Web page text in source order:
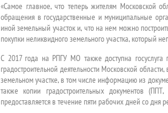
«Самое главное, что теперь жителям Московской
обращения в государственные и муниципальные
иной земельный участок и, что на нем можно
покупки неликвидного земельного участка, который
С 2017 года на РПГУ МО также доступна
градостроительной деятельности Московской
земельном участке, в том числе информацию из
также копии градостроительных документов
предоставляется в течение пяти рабочих дней со дня